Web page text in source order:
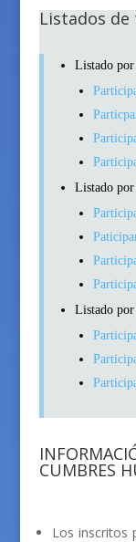
Listados
Listado
Listado
Listado
CUMBRES
Los inscritos